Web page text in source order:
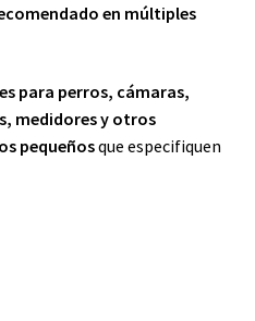
en múltiples
para perros, cámaras,
medidores y otros
pequeñosque especifiquen